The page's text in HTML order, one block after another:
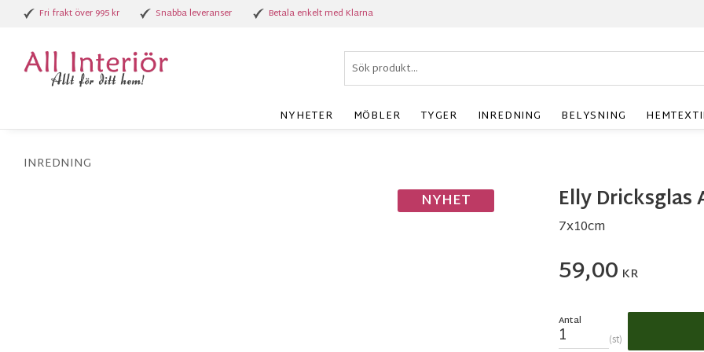
Fri frakt över 995 kr Snabba leveranser Betala enkelt med Klarna
NYHETER MÖBLER TYGER INREDNING BELYSNING
INREDNING
Elly Dricksglas
7x10cm
NYHET
59,00 KR
Antal
st